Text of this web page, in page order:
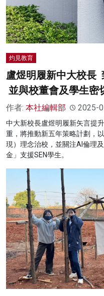
灼見教育
盧煜明履新中大校長
並與校董會及學生密
作者: 本社編輯部 2025-
中大新校長盧煜明履新矢言提
重，將推動新五年策略計劃，
現）理念治校，並關注AI倫理
金」支援SEN學生。